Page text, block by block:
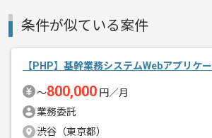
精算条件
条件が似ている案件
【PHP】基幹業務システムWebアプリケ
〜800,000 円／月
業務委託
渋谷（東京都）